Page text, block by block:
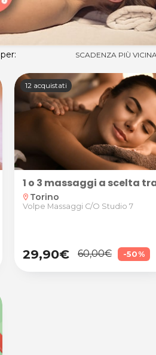
SCADENZA PIÙ
Obiettivo Benessere a
presso Genny Centro
12 acquistati
1 o 3 massaggi a scelta
location_on Torino
Volpe Massaggi C/O Studio 7
29,90€ 60,00€ -50%